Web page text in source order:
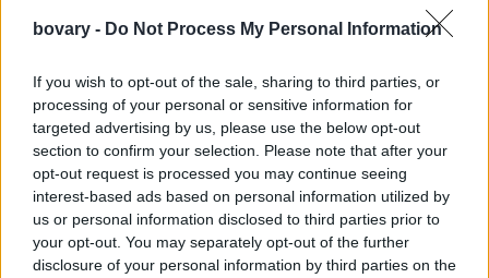
bovary - Do Not Process My Personal Information
If you wish to opt-out of the sale, sharing to third parties, or
processing of your personal or sensitive information for
targeted advertising by us, please use the below opt-out
section to confirm your selection. Please note that after your
opt-out request is processed you may continue seeing
interest-based ads based on personal information utilized by
us or personal information disclosed to third parties prior to
your opt-out. You may separately opt-out of the further
disclosure of your personal information by third parties on the